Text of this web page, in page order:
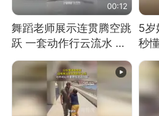
00:12
舞蹈老师展示连贯腾空跳
跃 一套动作行云流水 节
奏感拉满 网友：怎么做
到又舞又武的？
5岁
秒
快